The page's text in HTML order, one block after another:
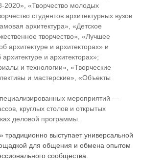
2020», «Творчество молодых
студентов архитектурных вузов
архитектура», «Детское
творчество», «Лучшее
архитектуре и архитекторах» и
и архитекторах»;
и технологии», «Творческие
и мастерские», «Объекты
мероприятий —
круглых столов и открытых
деловой программы.
традиционно выступает универсальной
для общения и обмена опытом
сообщества.